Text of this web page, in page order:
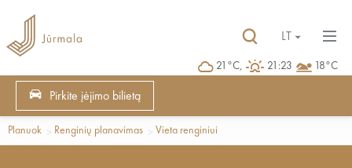
21°C, 21:23 18°C
LT
Pirkite įėjimo bilietą
Planuok Renginių planavimas Vieta renginiui